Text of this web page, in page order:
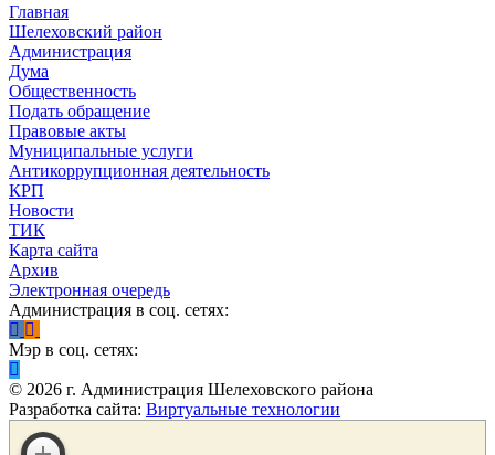
Главная
Шелеховский район
Администрация
Дума
Общественность
Подать обращение
Правовые акты
Муниципальные услуги
Антикоррупционная деятельность
КРП
Новости
ТИК
Карта сайта
Архив
Электронная очередь
Администрация в соц. сетях:
Мэр в соц. сетях:
© 2026 г. Администрация Шелеховского района
Разработка сайта: Виртуальные технологии